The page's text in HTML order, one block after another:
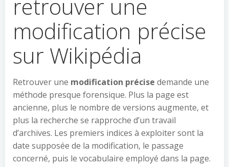
retrouver une
modification précise
sur Wikipédia
Retrouver une modification précise demande une
méthode presque forensique. Plus la page est
ancienne, plus le nombre de versions augmente, et
plus la recherche se rapproche d’un travail
d’archives. Les premiers indices à exploiter sont la
date supposée de la modification, le passage
concerné, puis le vocabulaire employé dans la page.